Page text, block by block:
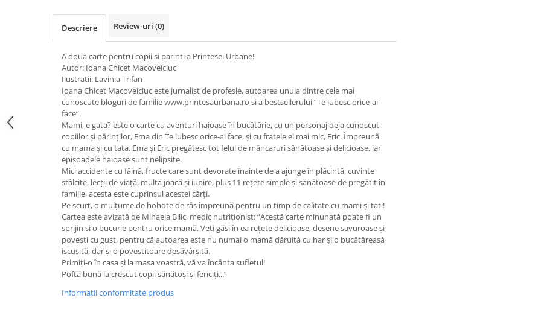
Descriere Review-uri (0)
A doua carte pentru copii si parinti a Printesei Urbane!
Autor: Ioana Chicet Macoveiciuc
Ilustratii: Lavinia Trifan
Ioana Chicet Macoveiciuc este jurnalist de profesie, autoarea unuia dintre cele mai
cunoscute bloguri de familie www.printesaurbana.ro si a bestsellerului “Te iubesc orice-ai
face”.
Mami, e gata? este o carte cu aventuri haioase în bucătărie, cu un personaj deja cunoscut
copiilor și părinților, Ema din Te iubesc orice-ai face, și cu fratele ei mai mic, Eric. Împreună
cu mama și cu tata, Ema și Eric pregătesc tot felul de mâncaruri sănătoase și delicioase, iar
episoadele haioase sunt nelipsite.
Mici accidente cu făină, fructe care sunt devorate înainte de a ajunge în plăcintă, cuvinte
stâlcite, lecții de viață, multă joacă și iubire, plus 11 rețete simple și sănătoase de pregătit în
familie, acesta este cuprinsul acestei cărți.
Pe scurt, o mulțume de hohote de râs împreună pentru un timp de calitate cu mami și tati!
Cartea este avizată de Mihaela Bilic, medic nutriționist: “Acestă carte minunată poate fi un
sprijin si o bucurie pentru orice mamă. Veți găsi în ea rețete delicioase, desene savuroase și
povești cu gust, pentru că autoarea este nu numai o mamă dăruită cu har și o bucătăreasă
iscusită, dar și o povestitoare desăvârșită.
Primiți-o în casa și la masa voastră, vă va încânta sufletul!
Poftă bună la crescut copii sănătoși și fericiți...”
Informatii conformitate produs